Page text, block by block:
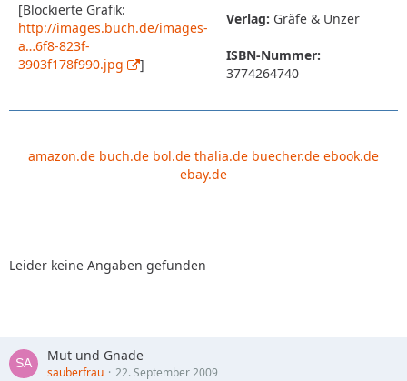
[Blockierte Grafik:
http://images.buch.de/images-
a…6f8-823f-
3903f178f990.jpg
]
Verlag: Gräfe & Unzer
ISBN-Nummer:
3774264740
amazon.de buch.de bol.de thalia.de buecher.de ebook.de
ebay.de
Leider keine Angaben gefunden
Mut und Gnade
sauberfrau 22. September 2009